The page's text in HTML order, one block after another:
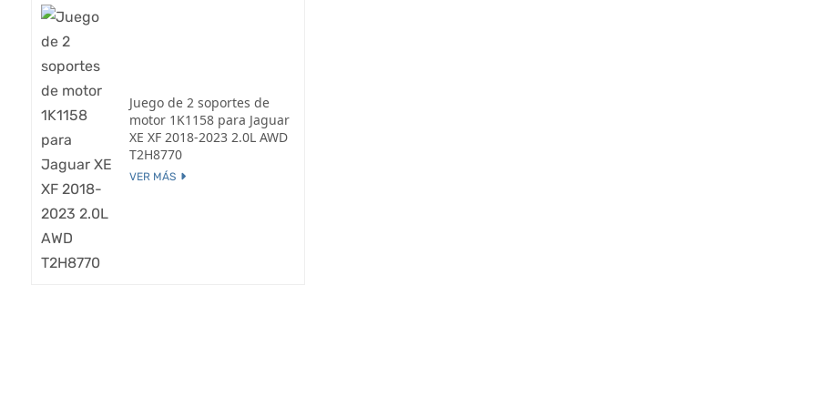
Juego de 2 soportes de
motor 1K1158 para Jaguar
XE XF 2018-2023 2.0L AWD
T2H8770
VER MÁS